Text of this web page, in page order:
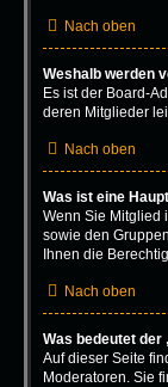
Nach oben
Weshalb werden
Es ist der Board-
deren Mitglieder
Nach oben
Was ist eine
Wenn Sie Mitglied
sowie den
Ihnen die
Nach oben
Was bedeutet der
Auf dieser Seite
Moderatoren. Sie